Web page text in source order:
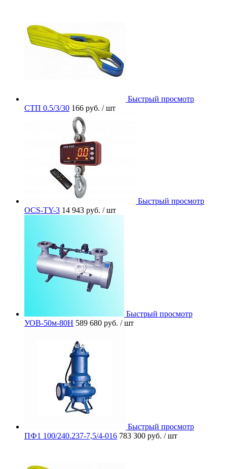
Быстрый просмотр
СТП 0.5/3/30 166 руб. / шт
Быстрый просмотр
OCS-TY-3 14 943 руб. / шт
Быстрый просмотр
УОВ-50м-80Н 589 680 руб. / шт
Быстрый просмотр
ПФ1 100/240.237-7,5/4-016 783 300 руб. / шт